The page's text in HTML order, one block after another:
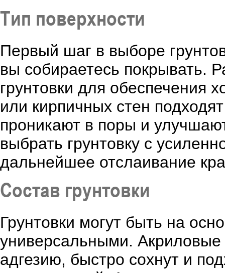
Тип поверхности
Первый шаг в выборе
вы собираетесь покрывать.
грунтовки для обеспечения
или кирпичных стен
проникают в поры и
выбрать грунтовку с
дальнейшее отслаивание
Состав грунтовки
Грунтовки могут быть на
универсальными. Акриловые
адгезию, быстро сохнут и